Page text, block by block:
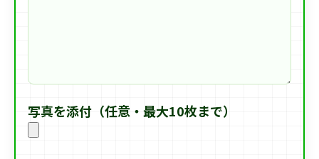
写真を添付（任意・最大10枚まで）